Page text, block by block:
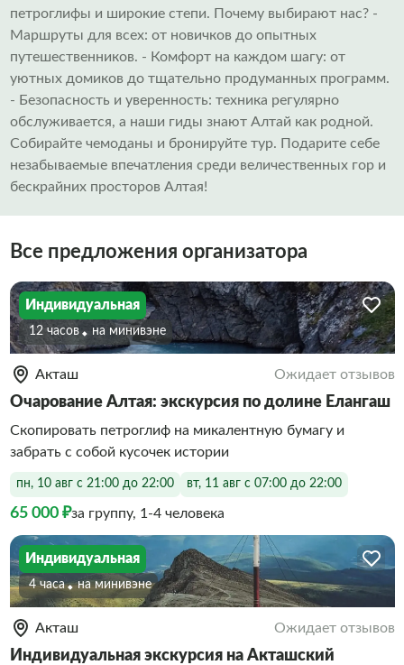
петроглифы и широкие степи. Почему выбирают нас? -
Маршруты для всех: от новичков до опытных
путешественников. - Комфорт на каждом шагу: от
уютных домиков до тщательно продуманных программ.
- Безопасность и уверенность: техника регулярно
обслуживается, а наши гиды знают Алтай как родной.
Собирайте чемоданы и бронируйте тур. Подарите себе
незабываемые впечатления среди величественных гор и
бескрайних просторов Алтая!
Все предложения организатора
Индивидуальная
12 часов На минивэне
Акташ Ожидает отзывов
Очарование Алтая: экскурсия по долине Елангаш
Скопировать петроглиф на микалентную бумагу и
забрать с собой кусочек истории
пн, 10 авг с 21:00 до 22:00 вт, 11 авг с 07:00 до 22:00
65 000 ₽за группу, 1-4 человека
Индивидуальная
4 часа На минивэне
Акташ Ожидает отзывов
Индивидуальная экскурсия на Акташский